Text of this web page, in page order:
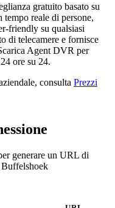
gratuito basato su
reale di persone,
friendly su qualsiasi
di telecamere e fornisce
Agent DVR per
ore su 24.
consulta Prezzi
generare un URL di
Buffelshoek